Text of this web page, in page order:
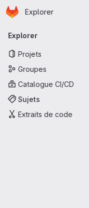
Passer au contenu principal
Page d'accueil
Explorer
Navigation
Explorer
Projets
Groupes
Catalogue CI/CD
Sujets
Extraits de code